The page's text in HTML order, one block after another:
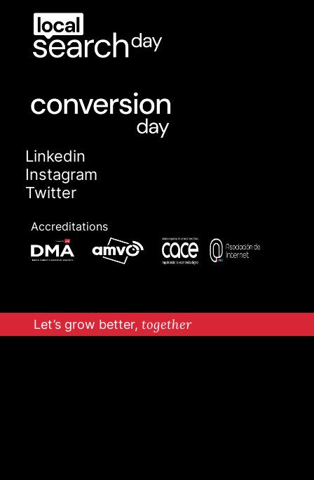
Linkedin
Instagram
Twitter
Accreditations
Let’s grow better, together